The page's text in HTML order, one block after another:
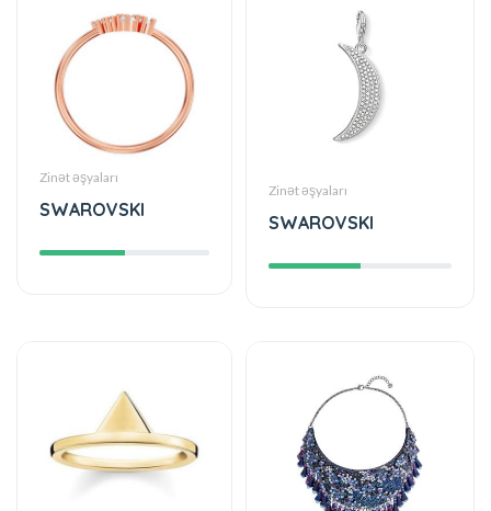
Zinət əşyaları
SWAROVSKI
Zinət əşyaları
SWAROVSKI